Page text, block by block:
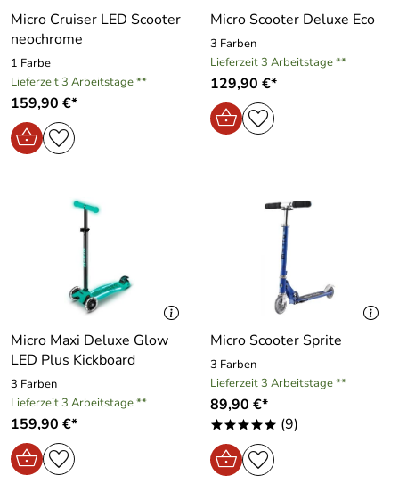
Micro Cruiser LED Scooter
neochrome
1 Farbe
Lieferzeit 3 Arbeitstage **
159,90 €*
Micro Scooter Deluxe Eco
3 Farben
Lieferzeit 3 Arbeitstage **
129,90 €*
Micro Maxi Deluxe Glow
LED Plus Kickboard
3 Farben
Lieferzeit 3 Arbeitstage **
159,90 €*
Micro Scooter Sprite
3 Farben
Lieferzeit 3 Arbeitstage **
89,90 €*
***** (9)